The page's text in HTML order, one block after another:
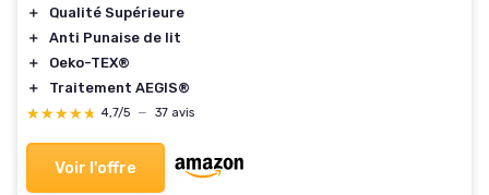
＋
Qualité Supérieure
＋
Anti Punaise de lit
＋
Oeko-TEX®
＋
Traitement AEGIS®
★★★★★
★★★★★ 4,7/5 — 37 avis
Voir l'offre